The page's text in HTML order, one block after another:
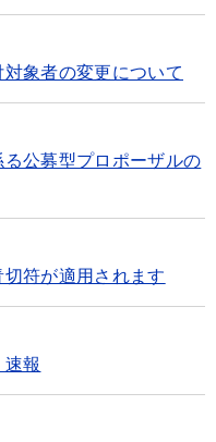
象者の変更について
公募型プロポーザルの
符が適用されます
報